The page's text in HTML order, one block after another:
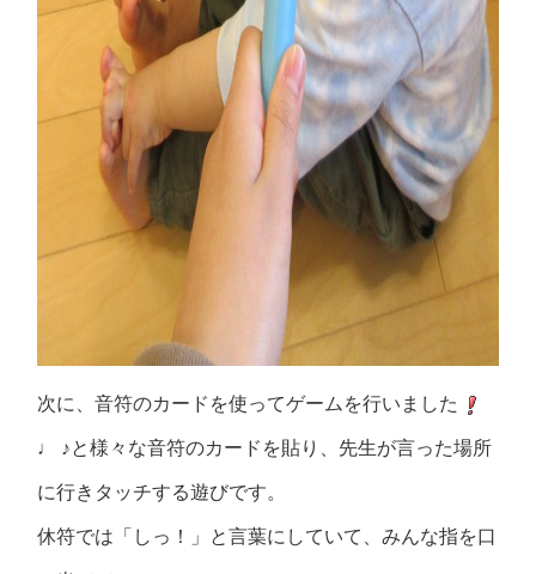
次に、音符のカードを使ってゲームを行いました
♩ ♪と様々な音符のカードを貼り、先生が言った場所
に行きタッチする遊びです。
休符では「しっ！」と言葉にしていて、みんな指を口